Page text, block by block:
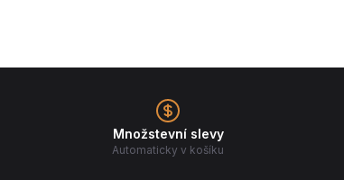
Množstevní slevy
Automaticky v košíku